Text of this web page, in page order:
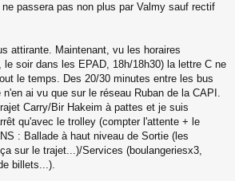
passera pas non plus par Valmy sauf rectif
attirante. Maintenant, vu les horaires
soir dans les EPAD, 18h/18h30) la lettre C ne
le temps. Des 20/30 minutes entre les bus
ai vu que sur le réseau Ruban de la CAPI.
Carry/Bir Hakeim à pattes et je suis
qu'avec le trolley (compter l'attente + le
: Ballade à haut niveau de Sortie (les
sur le trajet...)/Services (boulangeriesx3,
billets...).